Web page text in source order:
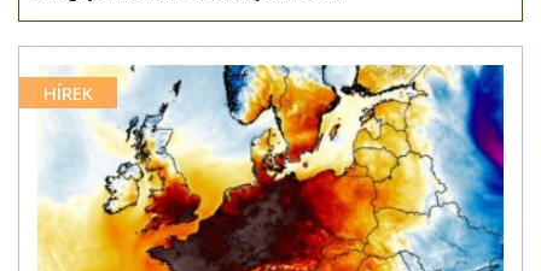
HÍREK